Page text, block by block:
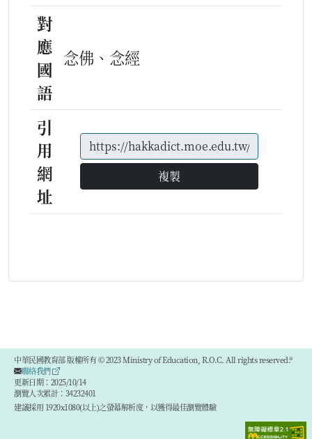
對
應
國
語
念佛、念經
引
用
網
址
複製
中華民國教育部 版權所有 © 2023 Ministry of Education, R.O.C. All rights reserved.®
聯絡我們
更新日期：2025/10/14
瀏覽人次累計：34232401
建議採用 1920x1080(以上)之螢幕解析度，以獲得最佳瀏覽體驗